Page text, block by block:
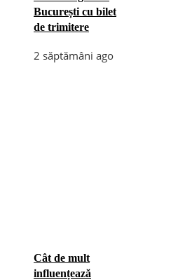
București cu bilet
de trimitere
2 săptămâni ago
Cât de mult
influențează